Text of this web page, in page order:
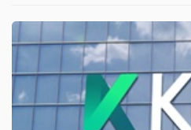
LIỆU